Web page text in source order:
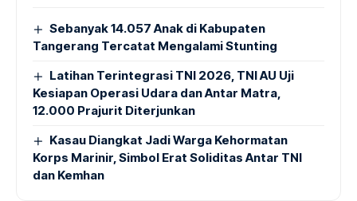
Sebanyak 14.057 Anak di Kabupaten
Tangerang Tercatat Mengalami Stunting
Latihan Terintegrasi TNI 2026, TNI AU Uji
Kesiapan Operasi Udara dan Antar Matra,
12.000 Prajurit Diterjunkan
Kasau Diangkat Jadi Warga Kehormatan
Korps Marinir, Simbol Erat Soliditas Antar TNI
dan Kemhan